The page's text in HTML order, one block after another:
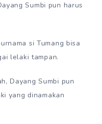
Sumbi pun harus
si Tumang bisa
lelaki tampan.
Dayang Sumbi pun
yang dinamakan